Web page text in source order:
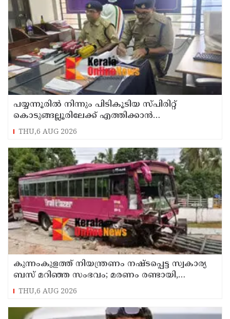
പയ്യന്നൂരിൽ നിന്നും പിടികൂടിയ സ്പിരിറ്റ്
കൊടുങ്ങല്ലൂരിലേക്ക് എത്തിക്കാൻ
പദ്ധതിയിട്ടുവെന്ന് എക്സൈസ് ഡെപ്യൂട്ടി
THU,6 AUG 2026
കുന്നംകുളത്ത് നിയന്ത്രണം നഷ്ടപ്പെട്ട സ്വകാര്യ
ബസ് മറിഞ്ഞ സംഭവം; മരണം രണ്ടായി,
എട്ടുപേർക്ക് പരിക്ക്
THU,6 AUG 2026